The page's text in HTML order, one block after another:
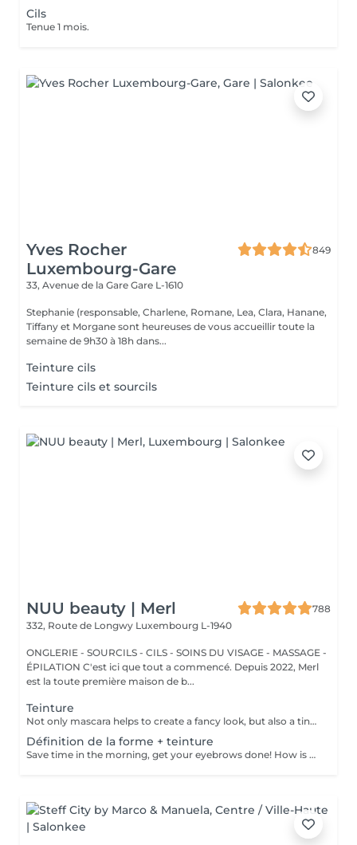
Cils
Tenue 1 mois.
Yves Rocher
Luxembourg-Gare
849
33, Avenue de la Gare Gare L-1610
Stephanie (responsable, Charlene, Romane, Lea, Clara, Hanane,
Tiffany et Morgane sont heureuses de vous accueillir toute la
semaine de 9h30 à 18h dans...
Teinture cils
Teinture cils et sourcils
NUU beauty | Merl
788
332, Route de Longwy Luxembourg L-1940
ONGLERIE - SOURCILS - CILS - SOINS DU VISAGE - MASSAGE -
ÉPILATION C'est ici que tout a commencé. Depuis 2022, Merl
est la toute première maison de b...
Teinture
Not only mascara helps to create a fancy look, but also a tinting of your lashes! How is the lashes tinting done? - lashes are washed - eye cream is applied - the tape and patches are applied - tinting - the tape and patches are removed Age restrictions: recommended to do from 14 years. Post procedure recommendations: do not wet eyelashes 24 hours after the procedure. Frequency: once in 2-3 weeks.
Définition de la forme + teinture
Save time in the morning, get your eyebrows done! How is the shape definition + tinting done? - consultation (to discuss perfect form and colour) - preparation (brows are washed and marked) - waxing (excess hair are removed with wax) - tweezing (excess hair are removed with tweezers) - tinting (paint or henna is applied) - excess paint is removed - antiseptic and cream are applied Age restrictions: recommended to do from 14 years. Post procedure recommendations: do not wash brows and do not put on makeup for 12 hours. Frequency: once in 3-4 weeks.